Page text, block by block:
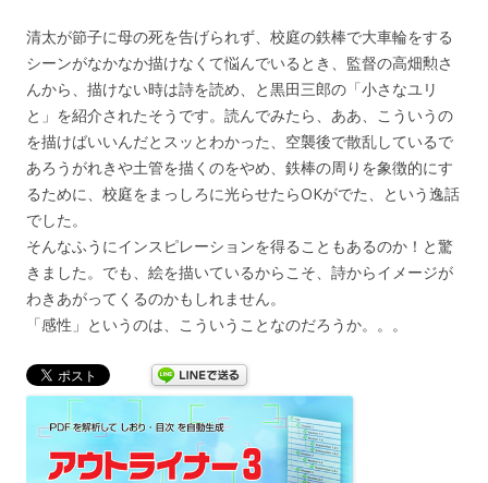
清太が節子に母の死を告げられず、校庭の鉄棒で大車輪をする
シーンがなかなか描けなくて悩んでいるとき、監督の高畑勲さ
んから、描けない時は詩を読め、と黒田三郎の「小さなユリ
と」を紹介されたそうです。読んでみたら、ああ、こういうの
を描けばいいんだとスッとわかった、空襲後で散乱しているで
あろうがれきや土管を描くのをやめ、鉄棒の周りを象徴的にす
るために、校庭をまっしろに光らせたらOKがでた、という逸話
でした。
そんなふうにインスピレーションを得ることもあるのか！と驚
きました。でも、絵を描いているからこそ、詩からイメージが
わきあがってくるのかもしれません。
「感性」というのは、こういうことなのだろうか。。。